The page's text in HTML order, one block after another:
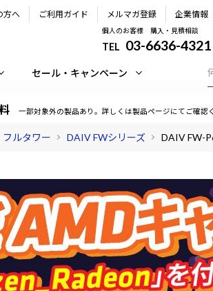
方へ ご利用ガイド メルマガ登録 企業情報
個人のお客様 購入・見積相談
TEL 03-6636-4321
セール・キャンペーン
一部対象外の製品あり。詳しくは製品ページにてご確認
フルタワー DAIV FWシリーズ DAIV FW-